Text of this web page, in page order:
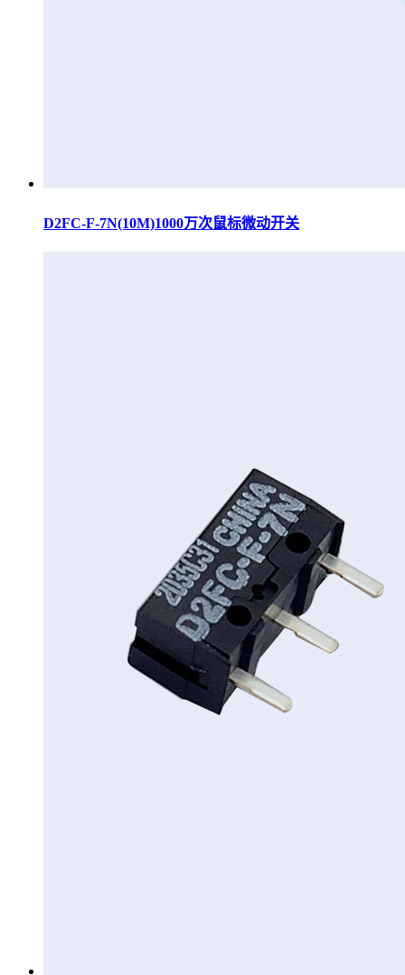
D2FC-F-7N(10M)1000万次鼠标微动开关